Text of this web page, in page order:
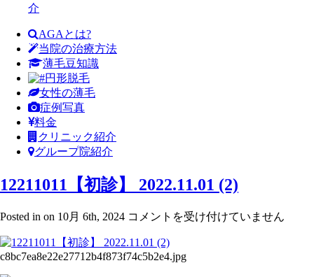
介
AGAとは?
当院の治療方法
薄毛豆知識
円形脱毛
女性の薄毛
症例写真
料金
クリニック紹介
グループ院紹介
12211011【初診】 2022.11.01 (2)
Posted in on 10月 6th, 2024 12211011【初
2022.11.01
(2)
コメントを受け付けていません
c8bc7ea8e22e27712b4f873f74c5b2e4.jpg